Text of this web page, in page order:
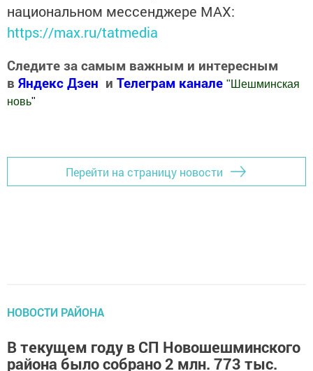
национальном мессенджере MАХ:
https://max.ru/tatmedia
Следите за самым важным и интересным
в Яндекс Дзен и Телеграм канале " Шешминская
новь"
Перейти на страницу новости
НОВОСТИ РАЙОНА
В текущем году в СП Новошешминского
района было собрано 2 млн. 773 тыс.